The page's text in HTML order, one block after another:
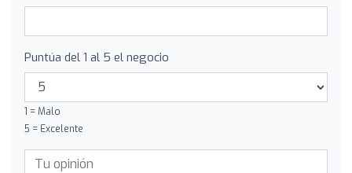
Puntúa del 1 al 5 el negocio
1 = Malo
5 = Excelente